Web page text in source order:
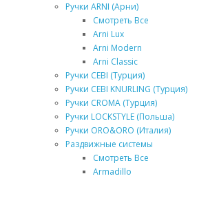
Ручки ARNI (Арни)
Смотреть Все
Arni Lux
Arni Modern
Arni Classic
Ручки CEBI (Турция)
Ручки CEBI KNURLING (Турция)
Ручки CROMA (Турция)
Ручки LOCKSTYLE (Польша)
Ручки ORO&ORO (Италия)
Раздвижные системы
Смотреть Все
Armadillo